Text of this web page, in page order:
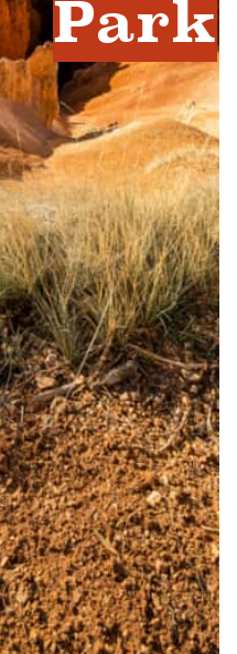
Park